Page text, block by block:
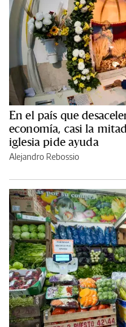
En el país que
economía, casi la
iglesia pide ayuda
Alejandro Rebossio